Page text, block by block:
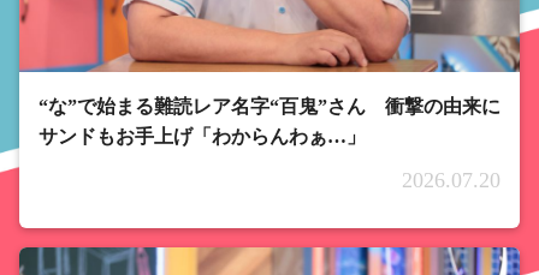
“な”で始まる難読レア名字“百鬼”さん 衝撃の由来に
サンドもお手上げ「わからんわぁ…」
2026.07.20